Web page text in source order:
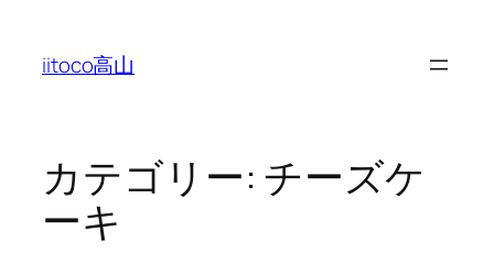
iitoco高山
カテゴリー: チーズケ
ーキ